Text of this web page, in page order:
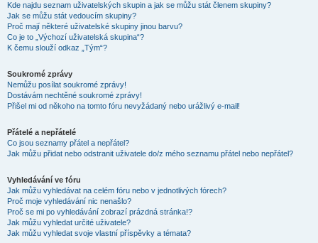
Kde najdu seznam uživatelských skupin a jak se můžu stát členem skupiny?
Jak se můžu stát vedoucím skupiny?
Proč mají některé uživatelské skupiny jinou barvu?
Co je to „Výchozí uživatelská skupina“?
K čemu slouží odkaz „Tým“?
Soukromé zprávy
Nemůžu posílat soukromé zprávy!
Dostávám nechtěné soukromé zprávy!
Přišel mi od někoho na tomto fóru nevyžádaný nebo urážlivý e-mail!
Přátelé a nepřátelé
Co jsou seznamy přátel a nepřátel?
Jak můžu přidat nebo odstranit uživatele do/z mého seznamu přátel nebo nepřátel?
Vyhledávání ve fóru
Jak můžu vyhledávat na celém fóru nebo v jednotlivých fórech?
Proč moje vyhledávání nic nenašlo?
Proč se mi po vyhledávání zobrazí prázdná stránka!?
Jak můžu vyhledat určité uživatele?
Jak můžu vyhledat svoje vlastní příspěvky a témata?